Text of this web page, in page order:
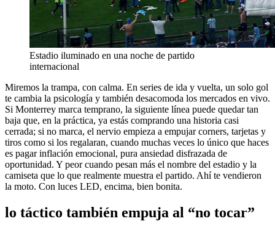
Estadio iluminado en una noche de partido
internacional
Miremos la trampa, con calma. En series de ida y vuelta, un solo gol
te cambia la psicología y también desacomoda los mercados en vivo.
Si Monterrey marca temprano, la siguiente línea puede quedar tan
baja que, en la práctica, ya estás comprando una historia casi
cerrada; si no marca, el nervio empieza a empujar corners, tarjetas y
tiros como si los regalaran, cuando muchas veces lo único que haces
es pagar inflación emocional, pura ansiedad disfrazada de
oportunidad. Y peor cuando pesan más el nombre del estadio y la
camiseta que lo que realmente muestra el partido. Ahí te vendieron
la moto. Con luces LED, encima, bien bonita.
lo táctico también empuja al “no tocar”